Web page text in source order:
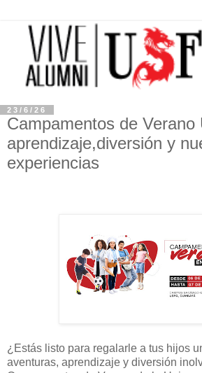
23/6/26
Campamentos de Verano
aprendizaje,diversión y
experiencias
¿Estás listo para regalarle a tus hijos
aventuras, aprendizaje y diversión